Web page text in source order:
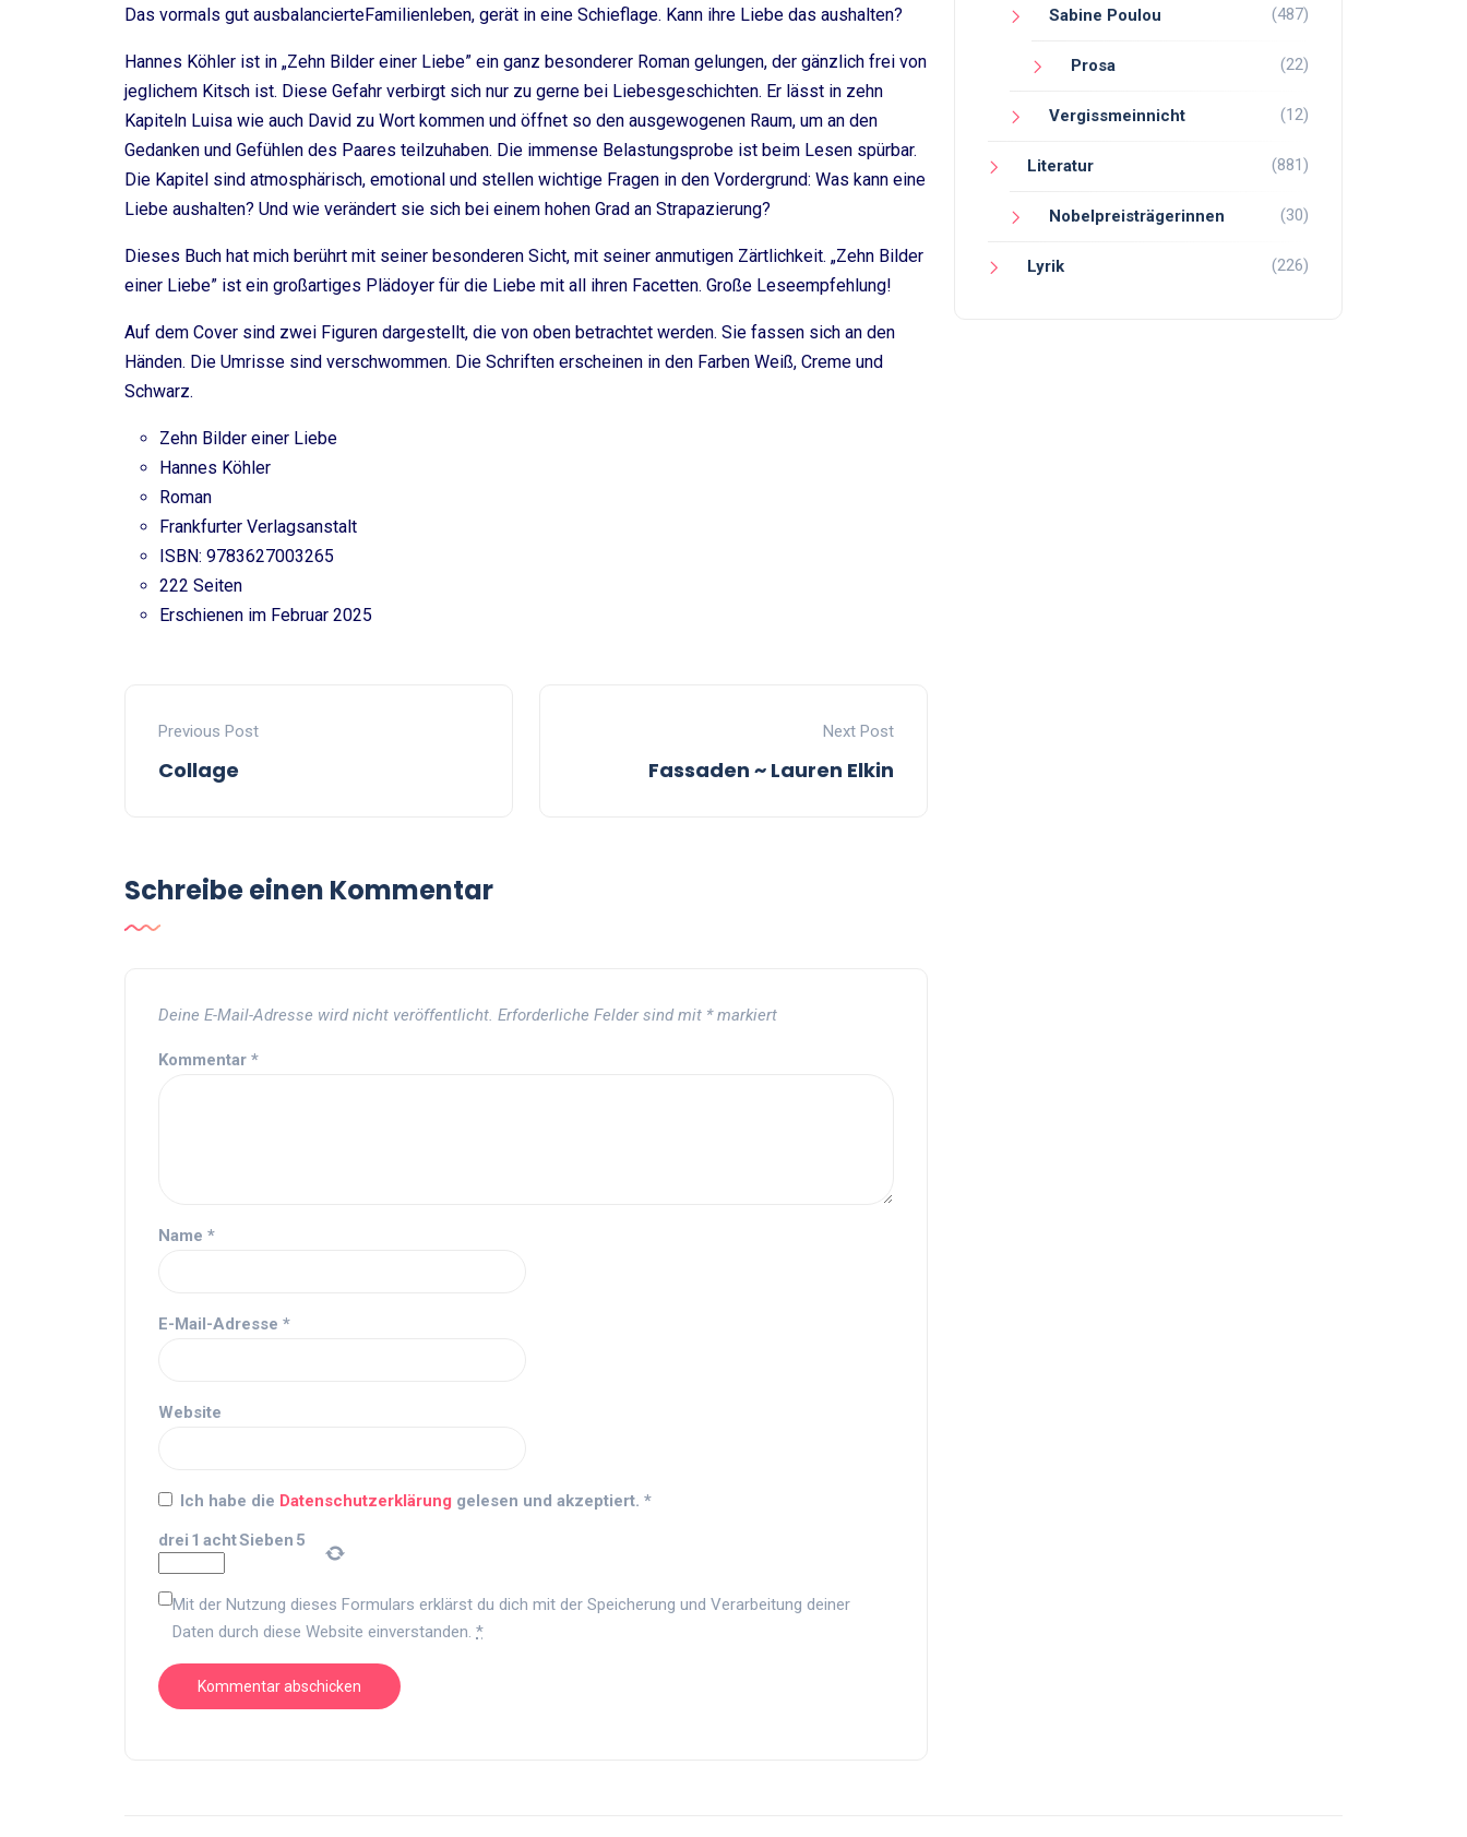
Das vormals gut ausbalancierteFamilienleben, gerät in eine Schieflage. Kann ihre Liebe das aushalten?
Hannes Köhler ist in „Zehn Bilder einer Liebe” ein ganz besonderer Roman gelungen, der gänzlich frei von
jeglichem Kitsch ist. Diese Gefahr verbirgt sich nur zu gerne bei Liebesgeschichten. Er lässt in zehn
Kapiteln Luisa wie auch David zu Wort kommen und öffnet so den ausgewogenen Raum, um an den
Gedanken und Gefühlen des Paares teilzuhaben. Die immense Belastungsprobe ist beim Lesen spürbar.
Die Kapitel sind atmosphärisch, emotional und stellen wichtige Fragen in den Vordergrund: Was kann eine
Liebe aushalten? Und wie verändert sie sich bei einem hohen Grad an Strapazierung?
Dieses Buch hat mich berührt mit seiner besonderen Sicht, mit seiner anmutigen Zärtlichkeit. „Zehn Bilder
einer Liebe” ist ein großartiges Plädoyer für die Liebe mit all ihren Facetten. Große Leseempfehlung!
Auf dem Cover sind zwei Figuren dargestellt, die von oben betrachtet werden. Sie fassen sich an den
Händen. Die Umrisse sind verschwommen. Die Schriften erscheinen in den Farben Weiß, Creme und
Schwarz.
Zehn Bilder einer Liebe
Hannes Köhler
Roman
Frankfurter Verlagsanstalt
ISBN: 9783627003265
222 Seiten
Erschienen im Februar 2025
Previous Post
Collage
Next Post
Fassaden ~ Lauren Elkin
Schreibe einen Kommentar
Deine E-Mail-Adresse wird nicht veröffentlicht. Erforderliche Felder sind mit *markiert
Kommentar *
Name *
E-Mail-Adresse *
Website
Ich habe die Datenschutzerklärung gelesen und akzeptiert. *
drei 1 achtSieben 5
Mit der Nutzung dieses Formulars erklärst du dich mit der Speicherung und Verarbeitung deiner
Daten durch diese Website einverstanden. *
Sabine Poulou (487)
Prosa (22)
Vergissmeinnicht (12)
Literatur (881)
Nobelpreisträgerinnen (30)
Lyrik (226)